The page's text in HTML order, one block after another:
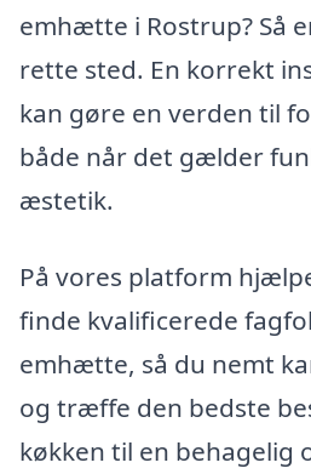
emhætte i Rostrup? Så
rette sted. En korrekt
kan gøre en verden til
både når det gælder
æstetik.
På vores platform
finde kvalificerede
emhætte, så du nemt
og træffe den bedste
køkken til en behagelig